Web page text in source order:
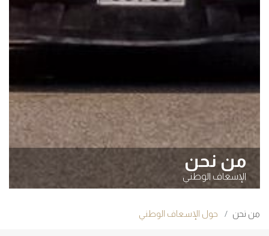
من نحن
الإسعاف الوطني
من نحن حول الإسعاف الوطني